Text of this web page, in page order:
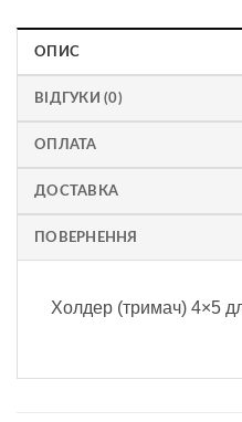
ОПИС
ВІДГУКИ (0)
ОПЛАТА
ДОСТАВКА
ПОВЕРНЕННЯ
Холдер (тримач) 4×5